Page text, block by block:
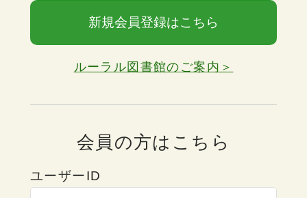
新規会員登録はこちら
ルーラル図書館のご案内＞
会員の方はこちら
ユーザーID